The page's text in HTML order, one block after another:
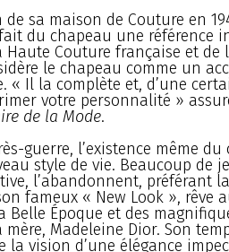
sa maison de Couture en
du chapeau une référence
Haute Couture française et de
le chapeau comme un
Il la complète et, d’une
votre personnalité »
de la Mode.
guerre, l’existence même
style de vie. Beaucoup de
l’abandonnent, préférant
fameux « New Look », rêve
Belle Époque et des
Madeleine Dior. Son
vision d’une élégance